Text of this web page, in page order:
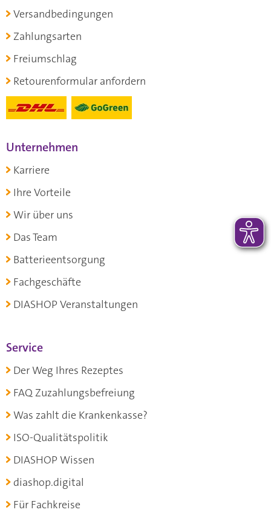
Versandbedingungen
Zahlungsarten
Freiumschlag
Retourenformular anfordern
Unternehmen
Karriere
Ihre Vorteile
Wir über uns
Das Team
Batterieentsorgung
Fachgeschäfte
DIASHOP Veranstaltungen
Service
Der Weg Ihres Rezeptes
FAQ Zuzahlungsbefreiung
Was zahlt die Krankenkasse?
ISO-Qualitätspolitik
DIASHOP Wissen
diashop.digital
Für Fachkreise